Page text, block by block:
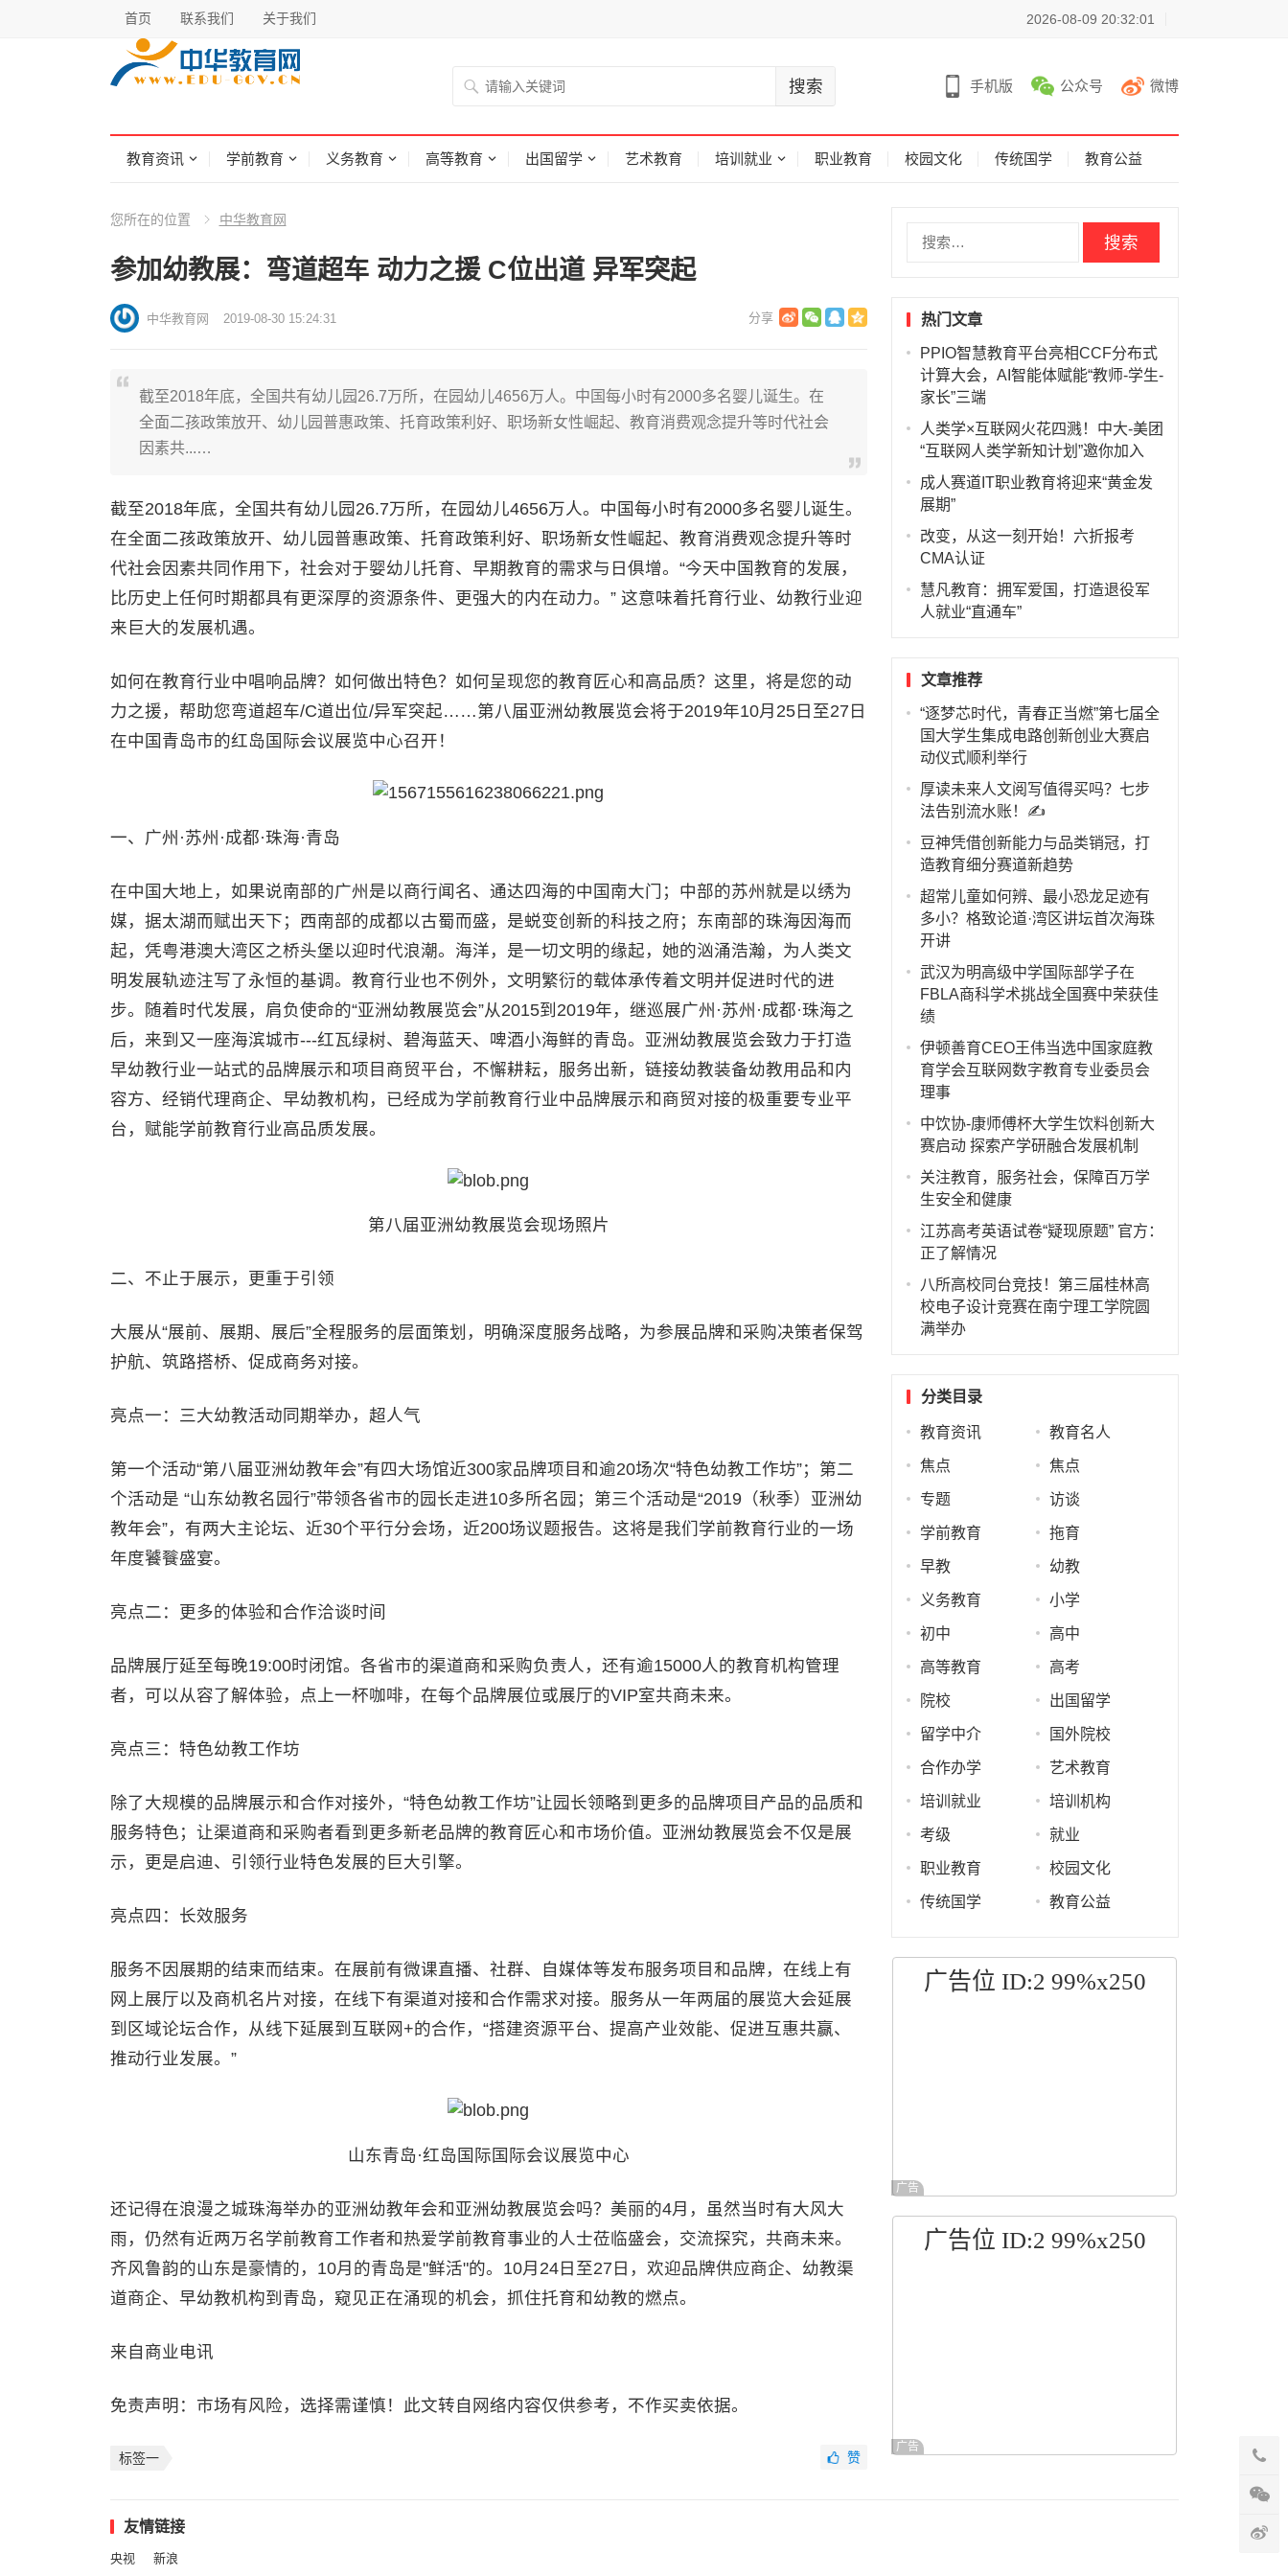
首页 联系我们 关于我们 2026-08-09 20:32:01
手机版 公众号 微博
教育资讯 学前教育 义务教育 高等教育 出国留学 艺术教育 培训就业 职业教育 校园文化 传统国学 教育公益
您所在的位置 中华教育网
参加幼教展：弯道超车 动力之援 C位出道 异军突起
中华教育网 2019-08-30 15:24:31
截至2018年底，全国共有幼儿园26.7万所，在园幼儿4656万人。中国每小时有2000多名婴儿诞生。在
全面二孩政策放开、幼儿园普惠政策、托育政策利好、职场新女性崛起、教育消费观念提升等时代社会
因素共...…
截至2018年底，全国共有幼儿园26.7万所，在园幼儿4656万人。中国每小时有2000多名婴儿诞生。
在全面二孩政策放开、幼儿园普惠政策、托育政策利好、职场新女性崛起、教育消费观念提升等时
代社会因素共同作用下，社会对于婴幼儿托育、早期教育的需求与日俱增。“今天中国教育的发展，
比历史上任何时期都具有更深厚的资源条件、更强大的内在动力。” 这意味着托育行业、幼教行业迎
来巨大的发展机遇。
如何在教育行业中唱响品牌？如何做出特色？如何呈现您的教育匠心和高品质？这里，将是您的动
力之援，帮助您弯道超车/C道出位/异军突起……第八届亚洲幼教展览会将于2019年10月25日至27日
在中国青岛市的红岛国际会议展览中心召开！
一、广州·苏州·成都·珠海·青岛
在中国大地上，如果说南部的广州是以商行闻名、通达四海的中国南大门；中部的苏州就是以绣为
媒，据太湖而赋出天下；西南部的成都以古蜀而盛，是蜕变创新的科技之府；东南部的珠海因海而
起，凭粤港澳大湾区之桥头堡以迎时代浪潮。海洋，是一切文明的缘起，她的汹涌浩瀚，为人类文
明发展轨迹注写了永恒的基调。教育行业也不例外，文明繁衍的载体承传着文明并促进时代的进
步。随着时代发展，肩负使命的“亚洲幼教展览会”从2015到2019年，继巡展广州·苏州·成都·珠海之
后，来到又一座海滨城市---红瓦绿树、碧海蓝天、啤酒小海鲜的青岛。亚洲幼教展览会致力于打造
早幼教行业一站式的品牌展示和项目商贸平台，不懈耕耘，服务出新，链接幼教装备幼教用品和内
容方、经销代理商企、早幼教机构，已经成为学前教育行业中品牌展示和商贸对接的极重要专业平
台，赋能学前教育行业高品质发展。
第八届亚洲幼教展览会现场照片
二、不止于展示，更重于引领
大展从“展前、展期、展后”全程服务的层面策划，明确深度服务战略，为参展品牌和采购决策者保驾
护航、筑路搭桥、促成商务对接。
亮点一：三大幼教活动同期举办，超人气
第一个活动“第八届亚洲幼教年会”有四大场馆近300家品牌项目和逾20场次“特色幼教工作坊”；第二
个活动是 “山东幼教名园行”带领各省市的园长走进10多所名园；第三个活动是“2019（秋季）亚洲幼
教年会”，有两大主论坛、近30个平行分会场，近200场议题报告。这将是我们学前教育行业的一场
年度饕餮盛宴。
亮点二：更多的体验和合作洽谈时间
品牌展厅延至每晚19:00时闭馆。各省市的渠道商和采购负责人，还有逾15000人的教育机构管理
者，可以从容了解体验，点上一杯咖啡，在每个品牌展位或展厅的VIP室共商未来。
亮点三：特色幼教工作坊
除了大规模的品牌展示和合作对接外，“特色幼教工作坊”让园长领略到更多的品牌项目产品的品质和
服务特色；让渠道商和采购者看到更多新老品牌的教育匠心和市场价值。亚洲幼教展览会不仅是展
示，更是启迪、引领行业特色发展的巨大引擎。
亮点四：长效服务
服务不因展期的结束而结束。在展前有微课直播、社群、自媒体等发布服务项目和品牌，在线上有
网上展厅以及商机名片对接，在线下有渠道对接和合作需求对接。服务从一年两届的展览大会延展
到区域论坛合作，从线下延展到互联网+的合作，“搭建资源平台、提高产业效能、促进互惠共赢、
推动行业发展。”
山东青岛·红岛国际国际会议展览中心
还记得在浪漫之城珠海举办的亚洲幼教年会和亚洲幼教展览会吗？美丽的4月，虽然当时有大风大
雨，仍然有近两万名学前教育工作者和热爱学前教育事业的人士莅临盛会，交流探究，共商未来。
齐风鲁韵的山东是豪情的，10月的青岛是"鲜活"的。10月24日至27日，欢迎品牌供应商企、幼教渠
道商企、早幼教机构到青岛，窥见正在涌现的机会，抓住托育和幼教的燃点。
来自商业电讯
免责声明：市场有风险，选择需谨慎！此文转自网络内容仅供参考，不作买卖依据。
标签一 赞
热门文章
PPIO智慧教育平台亮相CCF分布式
计算大会，AI智能体赋能“教师-学生-
家长”三端
人类学×互联网火花四溅！中大-美团
“互联网人类学新知计划”邀你加入
成人赛道IT职业教育将迎来“黄金发
展期”
改变，从这一刻开始！六折报考
CMA认证
慧凡教育：拥军爱国，打造退役军
人就业“直通车”
文章推荐
“逐梦芯时代，青春正当燃”第七届全
国大学生集成电路创新创业大赛启
动仪式顺利举行
厚读未来人文阅写值得买吗？七步
法告别流水账！✍️
豆神凭借创新能力与品类销冠，打
造教育细分赛道新趋势
超常儿童如何辨、最小恐龙足迹有
多小？格致论道·湾区讲坛首次海珠
开讲
武汉为明高级中学国际部学子在
FBLA商科学术挑战全国赛中荣获佳
绩
伊顿善育CEO王伟当选中国家庭教
育学会互联网数字教育专业委员会
理事
中饮协-康师傅杯大学生饮料创新大
赛启动 探索产学研融合发展机制
关注教育，服务社会，保障百万学
生安全和健康
江苏高考英语试卷“疑现原题” 官方：
正了解情况
八所高校同台竞技！第三届桂林高
校电子设计竞赛在南宁理工学院圆
满举办
分类目录
教育资讯 教育名人
焦点 焦点
专题 访谈
学前教育 拖育
早教 幼教
义务教育 小学
初中 高中
高等教育 高考
院校 出国留学
留学中介 国外院校
合作办学 艺术教育
培训就业 培训机构
考级 就业
职业教育 校园文化
传统国学 教育公益
广告位 ID:2 99%x250
广告
广告位 ID:2 99%x250
广告
友情链接
央视 新浪